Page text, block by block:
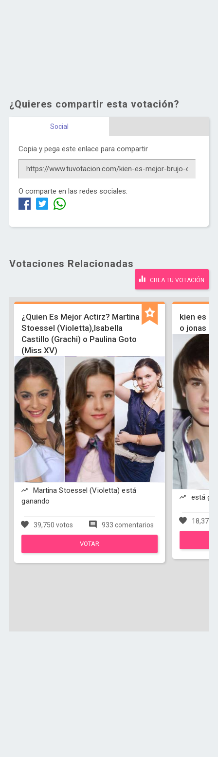
¿Quieres compartir esta votación?
Social
Copia y pega este enlace para compartir
O comparte en las redes sociales:
Votaciones Relacionadas
CREA TU VOTACIÓN
¿Quien Es Mejor Actirz? Martina
Stoessel (Violetta),Isabella
Castillo (Grachi) o Paulina Goto
(Miss XV)
Martina Stoessel (Violetta) está
ganando
39,750 votos 933 comentarios
VOTAR
kien es
o jonas
está
18,378